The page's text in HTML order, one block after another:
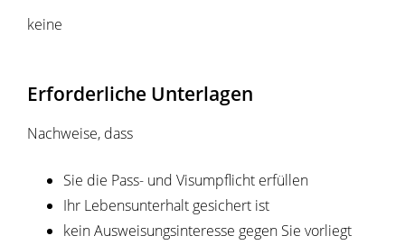
keine
Erforderliche Unterlagen
Nachweise, dass
Sie die Pass- und Visumpflicht erfüllen
Ihr Lebensunterhalt gesichert ist
kein Ausweisungsinteresse gegen Sie vorliegt